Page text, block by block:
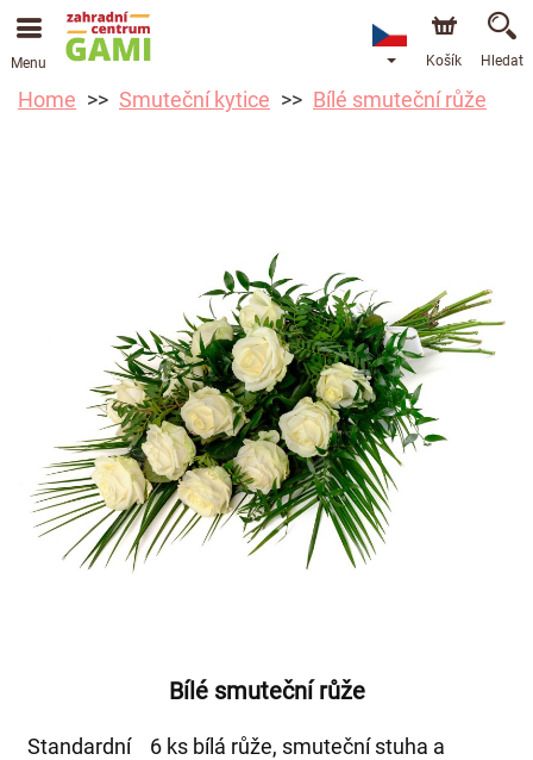
Menu Košík Hledat
Home Smuteční kytice Bílé smuteční růže
Bílé smuteční růže
Standardní
6 ks bílá růže, smuteční stuha a